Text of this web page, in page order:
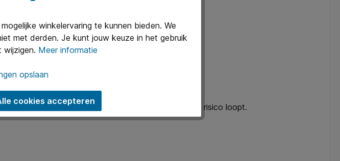
teleurstellingen en extra kosten.
geld terug. Dit geeft je de zekerheid dat je geen risico loopt.
winkelervaring te kunnen bieden. We
met derden. Je kunt jouw keuze in het gebruik
wijzigen. Meer informatie
opslaan
cookies accepteren